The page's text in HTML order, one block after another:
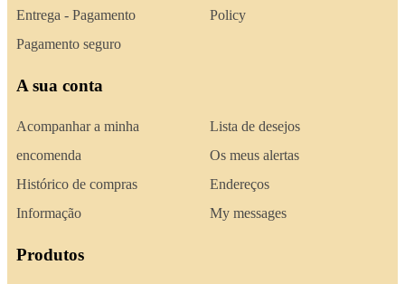
Entrega - Pagamento
Pagamento seguro
Policy
A sua conta
Acompanhar a minha
encomenda
Histórico de compras
Informação
Lista de desejos
Os meus alertas
Endereços
My messages
Produtos